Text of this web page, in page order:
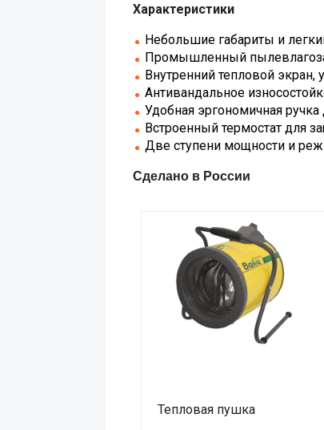
Характеристики
Небольшие габариты и
Промышленный
Внутренний тепловой
Антивандальное
Удобная эргономичная ручка
Встроенный термостат для
Две ступени мощности и
Сделано в России
Тепловая пушка